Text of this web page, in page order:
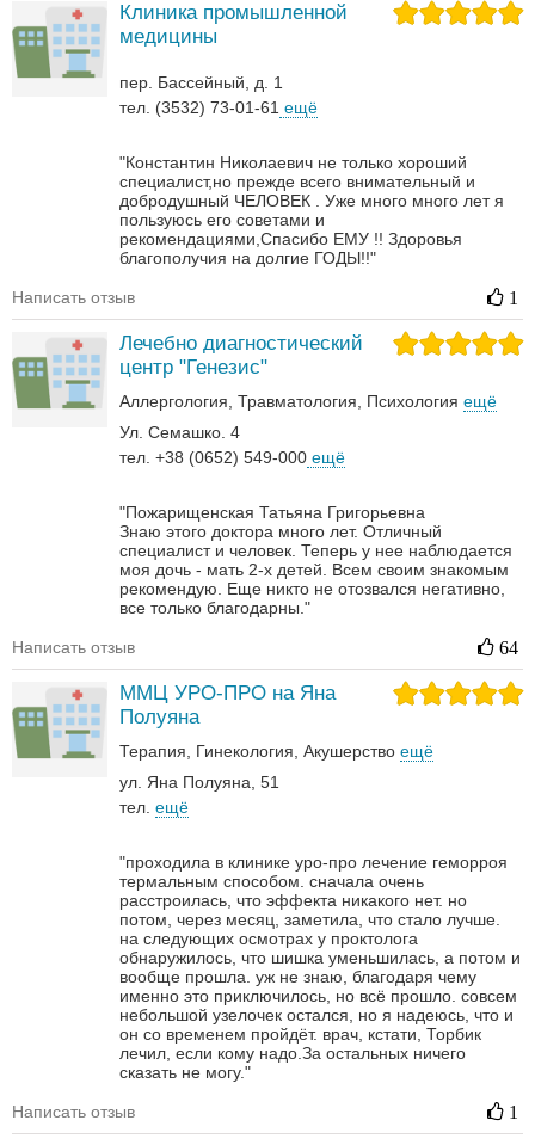
Клиника промышленной
медицины
пер. Бассейный, д. 1
тел. (3532) 73-01-61 ещё
"Константин Николаевич не только хороший
специалист,но прежде всего внимательный и
добродушный ЧЕЛОВЕК . Уже много много лет я
пользуюсь его советами и
рекомендациями,Спасибо ЕМУ !! Здоровья
благополучия на долгие ГОДЫ!!"
Написать отзыв 1
Лечебно диагностический
центр "Генезис"
Аллергология Травматология Психология ещё
Ул. Семашко. 4
тел. +38 (0652) 549-000 ещё
"Пожарищенская Татьяна Григорьевна
Знаю этого доктора много лет. Отличный
специалист и человек. Теперь у нее наблюдается
моя дочь - мать 2-х детей. Всем своим знакомым
рекомендую. Еще никто не отозвался негативно,
все только благодарны."
Написать отзыв 64
ММЦ УРО-ПРО на Яна
Полуяна
Терапия Гинекология Акушерство ещё
ул. Яна Полуяна, 51
тел. ещё
"проходила в клинике уро-про лечение геморроя
термальным способом. сначала очень
расстроилась, что эффекта никакого нет. но
потом, через месяц, заметила, что стало лучше.
на следующих осмотрах у проктолога
обнаружилось, что шишка уменьшилась, а потом и
вообще прошла. уж не знаю, благодаря чему
именно это приключилось, но всё прошло. совсем
небольшой узелочек остался, но я надеюсь, что и
он со временем пройдёт. врач, кстати, Торбик
лечил, если кому надо.За остальных ничего
сказать не могу."
Написать отзыв 1